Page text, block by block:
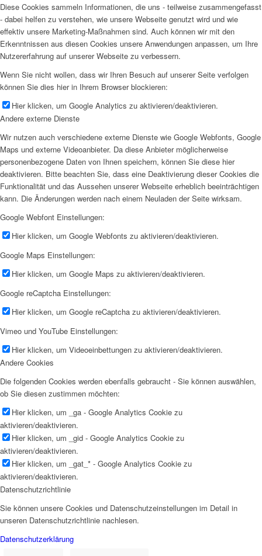
Diese Cookies sammeln Informationen, die uns - teilweise zusammengefasst
- dabei helfen zu verstehen, wie unsere Webseite genutzt wird und wie
effektiv unsere Marketing-Maßnahmen sind. Auch können wir mit den
Erkenntnissen aus diesen Cookies unsere Anwendungen anpassen, um Ihre
Nutzererfahrung auf unserer Webseite zu verbessern.
Wenn Sie nicht wollen, dass wir Ihren Besuch auf unserer Seite verfolgen
können Sie dies hier in Ihrem Browser blockieren:
Hier klicken, um Google Analytics zu aktivieren/deaktivieren.
Andere externe Dienste
Wir nutzen auch verschiedene externe Dienste wie Google Webfonts, Google
Maps und externe Videoanbieter. Da diese Anbieter möglicherweise
personenbezogene Daten von Ihnen speichern, können Sie diese hier
deaktivieren. Bitte beachten Sie, dass eine Deaktivierung dieser Cookies die
Funktionalität und das Aussehen unserer Webseite erheblich beeinträchtigen
kann. Die Änderungen werden nach einem Neuladen der Seite wirksam.
Google Webfont Einstellungen:
Hier klicken, um Google Webfonts zu aktivieren/deaktivieren.
Google Maps Einstellungen:
Hier klicken, um Google Maps zu aktivieren/deaktivieren.
Google reCaptcha Einstellungen:
Hier klicken, um Google reCaptcha zu aktivieren/deaktivieren.
Vimeo und YouTube Einstellungen:
Hier klicken, um Videoeinbettungen zu aktivieren/deaktivieren.
Andere Cookies
Die folgenden Cookies werden ebenfalls gebraucht - Sie können auswählen,
ob Sie diesen zustimmen möchten:
Hier klicken, um _ga - Google Analytics Cookie zu
aktivieren/deaktivieren.
Hier klicken, um _gid - Google Analytics Cookie zu
aktivieren/deaktivieren.
Hier klicken, um _gat_* - Google Analytics Cookie zu
aktivieren/deaktivieren.
Datenschutzrichtlinie
Sie können unsere Cookies und Datenschutzeinstellungen im Detail in
unseren Datenschutzrichtlinie nachlesen.
Datenschutzerklärung